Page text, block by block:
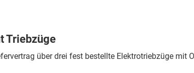
Triebzüge
über drei fest bestellte Elektrotriebzüge mit